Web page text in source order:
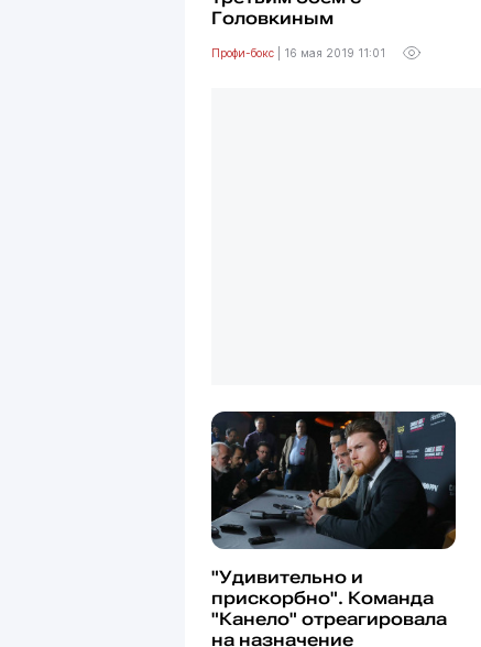
Головкиным
Профи-бокс 16 мая 2019 11:01
"Удивительно и
прискорбно". Команда
"Канело" отреагировала
на назначение